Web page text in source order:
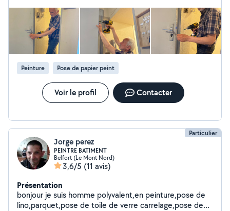
Peinture Pose de papier peint
Voir le profil Contacter
Particulier
Jorge perez
PEINTRE BATIMENT
Belfort (Le Mont Nord)
3,6/5 (11 avis)
Présentation
bonjour je suis homme polyvalent,en peinture,pose de
lino,parquet,pose de toile de verre carrelage,pose de